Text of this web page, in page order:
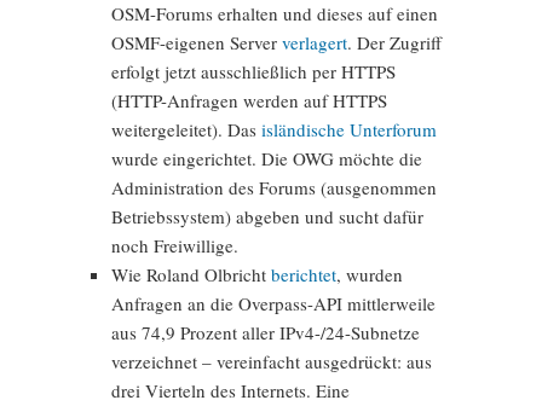
OSM-Forums erhalten und dieses auf einen
OSMF-eigenen Server verlagert. Der Zugriff
erfolgt jetzt ausschließlich per HTTPS
(HTTP-Anfragen werden auf HTTPS
weitergeleitet). Das isländische Unterforum
wurde eingerichtet. Die OWG möchte die
Administration des Forums (ausgenommen
Betriebssystem) abgeben und sucht dafür
noch Freiwillige.
Wie Roland Olbricht berichtet, wurden
Anfragen an die Overpass-API mittlerweile
aus 74,9 Prozent aller IPv4-/24-Subnetze
verzeichnet – vereinfacht ausgedrückt: aus
drei Vierteln des Internets. Eine